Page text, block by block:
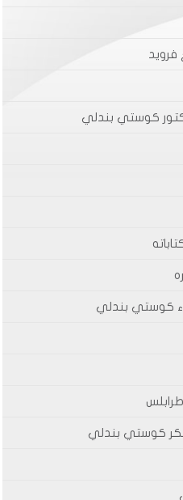
فرويد
كوستي بندلي
كوستي بندلي
فكر كوستي بندلي